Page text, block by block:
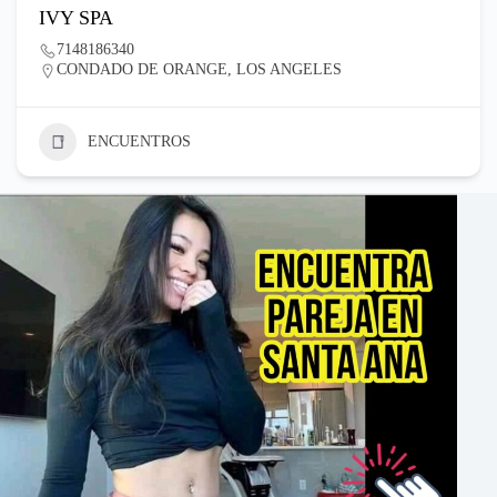
IVY SPA
7148186340
CONDADO DE ORANGE, LOS ANGELES
ENCUENTROS